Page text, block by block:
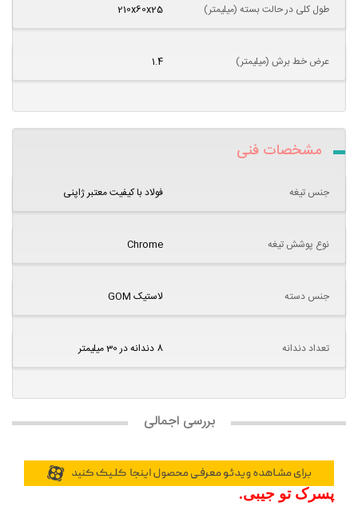
طول کلی در حالت بسته (میلیمتر) 210x60x25
عرض خط برش (میلیمتر) 1.4
مشخصات فنی
جنس تیغه فولاد با کیفیت معتبر ژاپنی
نوع پوشش تیغه Chrome
جنس دسته لاستیک GOM
تعداد دندانه 8 دندانه در 30 میلیمتر
بررسی اجمالی
پسرک تو جیبی.